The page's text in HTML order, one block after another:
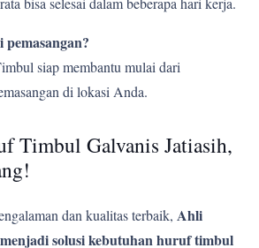
siap membantu mulai dari
di lokasi Anda.
Timbul Galvanis Jatiasih,
dan kualitas terbaik, Ahli
solusi kebutuhan huruf timbul